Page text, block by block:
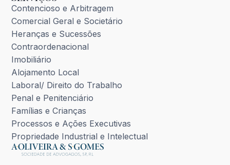
Contencioso e Arbitragem
Comercial Geral e Societário
Heranças e Sucessões
Contraordenacional
Imobiliário
Alojamento Local
Laboral/ Direito do Trabalho
Penal e Penitenciário
Famílias e Crianças
Processos e Ações Executivas
Propriedade Industrial e Intelectual